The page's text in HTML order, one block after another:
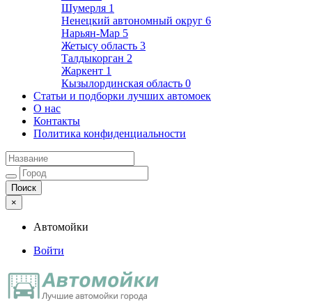
Шумерля 1
Ненецкий автономный округ 6
Нарьян-Мар 5
Жетысу область 3
Талдыкорган 2
Жаркент 1
Кызылординская область 0
Статьи и подборки лучших автомоек
О нас
Контакты
Политика конфиденциальности
×
Автомойки
Войти